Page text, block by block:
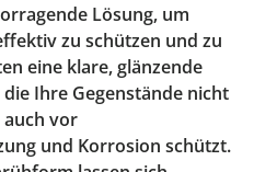
Lösung, um
zu schützen und zu
eine klare, glänzende
Ihre Gegenstände nicht
vor
und Korrosion schützt.